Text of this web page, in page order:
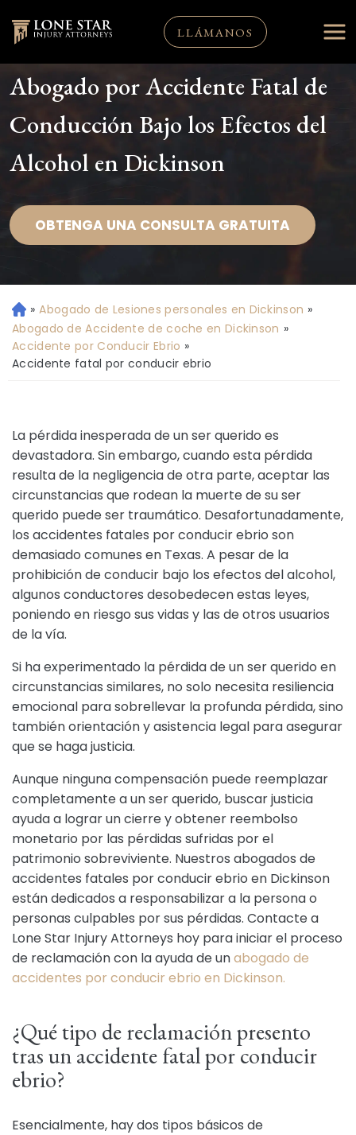
LLÁMANOS
Abogado por Accidente Fatal de
Conducción Bajo los Efectos del
Alcohol en Dickinson
OBTENGA UNA CONSULTA GRATUITA
Ini
ci
o
» Abogado de Lesiones personales en Dickinson »
Abogado de Accidente de coche en Dickinson »
Accidente por Conducir Ebrio »
Accidente fatal por conducir ebrio
La pérdida inesperada de un ser querido es
devastadora. Sin embargo, cuando esta pérdida
resulta de la negligencia de otra parte, aceptar las
circunstancias que rodean la muerte de su ser
querido puede ser traumático. Desafortunadamente,
los accidentes fatales por conducir ebrio son
demasiado comunes en Texas. A pesar de la
prohibición de conducir bajo los efectos del alcohol,
algunos conductores desobedecen estas leyes,
poniendo en riesgo sus vidas y las de otros usuarios
de la vía.
Si ha experimentado la pérdida de un ser querido en
circunstancias similares, no solo necesita resiliencia
emocional para sobrellevar la profunda pérdida, sino
también orientación y asistencia legal para asegurar
que se haga justicia.
Aunque ninguna compensación puede reemplazar
completamente a un ser querido, buscar justicia
ayuda a lograr un cierre y obtener reembolso
monetario por las pérdidas sufridas por el
patrimonio sobreviviente. Nuestros abogados de
accidentes fatales por conducir ebrio en Dickinson
están dedicados a responsabilizar a la persona o
personas culpables por sus pérdidas. Contacte a
Lone Star Injury Attorneys hoy para iniciar el proceso
de reclamación con la ayuda de unabogado de
accidentes por conducir ebrio en Dickinson.
¿Qué tipo de reclamación presento
tras un accidente fatal por conducir
ebrio?
Esencialmente, hay dos tipos básicos de